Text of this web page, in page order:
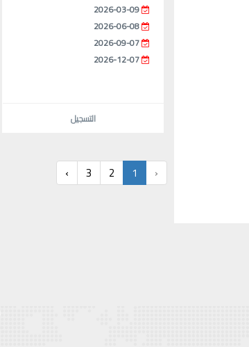
2026-03-09
2026-06-08
2026-09-07
2026-12-07
التسجيل
‹
1
2
3
›